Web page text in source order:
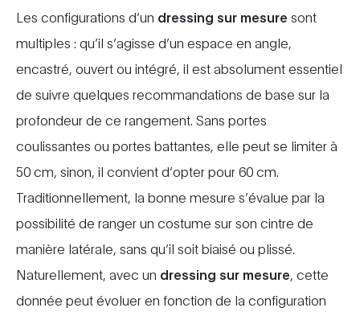
Les configurations d’un dressing sur mesure sont
multiples : qu’il s’agisse d’un espace en angle,
encastré, ouvert ou intégré, il est absolument essentiel
de suivre quelques recommandations de base sur la
profondeur de ce rangement. Sans portes
coulissantes ou portes battantes, elle peut se limiter à
50 cm, sinon, il convient d’opter pour 60 cm.
Traditionnellement, la bonne mesure s’évalue par la
possibilité de ranger un costume sur son cintre de
manière latérale, sans qu’il soit biaisé ou plissé.
Naturellement, avec un dressing sur mesure , cette
donnée peut évoluer en fonction de la configuration